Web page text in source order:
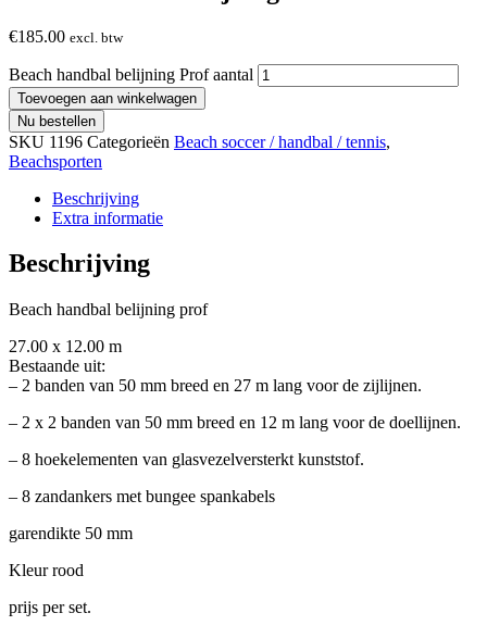
€185.00 excl. btw
Beach handbal belijning Prof aantal
Toevoegen aan winkelwagen
Nu bestellen
SKU 1196 Categorieën Beach soccer / handbal / tennis,
Beachsporten
Beschrijving
Extra informatie
Beschrijving
Beach handbal belijning prof
27.00 x 12.00 m
Bestaande uit:
– 2 banden van 50 mm breed en 27 m lang voor de zijlijnen.
– 2 x 2 banden van 50 mm breed en 12 m lang voor de doellijnen.
– 8 hoekelementen van glasvezelversterkt kunststof.
– 8 zandankers met bungee spankabels
garendikte 50 mm
Kleur rood
prijs per set.